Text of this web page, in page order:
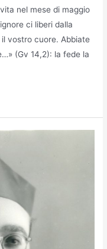
nel mese di maggio
ci liberi dalla
vostro cuore. Abbiate
(Gv 14,2): la fede la